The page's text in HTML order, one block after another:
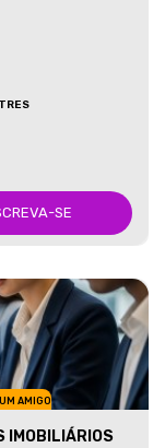
SE
AMIGO
IMOBILIÁRIOS